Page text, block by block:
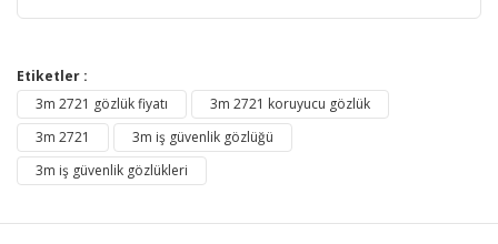
Bu ürüne ilk yorumu siz yapın!
Yorum Yaz
diğer konularda yetersiz gördüğünüz noktaları öneri
formunu kullanarak tarafımıza iletebilirsiniz.
Görüş ve önerileriniz için teşekkür ederiz.
Ürün resmi kalitesiz, bozuk veya görüntülenemiyor.
Etiketler :
3m 2721 gözlük fiyatı
3m 2721 koruyucu gözlük
3m 2721
3m iş güvenlik gözlüğü
3m iş güvenlik gözlükleri